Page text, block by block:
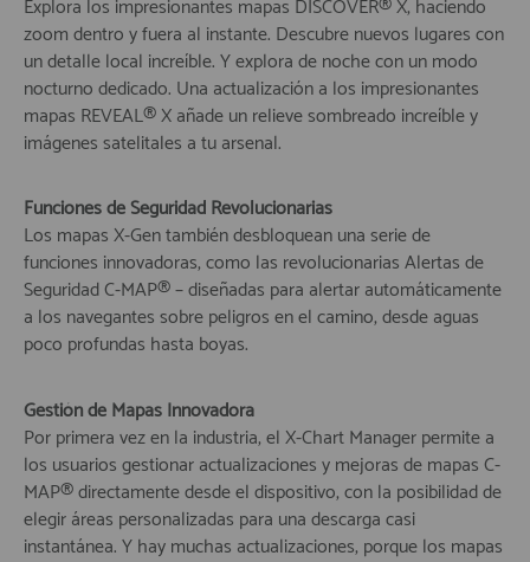
Explora los impresionantes mapas DISCOVER® X, haciendo
zoom dentro y fuera al instante. Descubre nuevos lugares con
un detalle local increíble. Y explora de noche con un modo
nocturno dedicado. Una actualización a los impresionantes
mapas REVEAL® X añade un relieve sombreado increíble y
imágenes satelitales a tu arsenal.
Funciones de Seguridad Revolucionarias
Los mapas X-Gen también desbloquean una serie de
funciones innovadoras, como las revolucionarias Alertas de
Seguridad C-MAP® – diseñadas para alertar automáticamente
a los navegantes sobre peligros en el camino, desde aguas
poco profundas hasta boyas.
Gestión de Mapas Innovadora
Por primera vez en la industria, el X-Chart Manager permite a
los usuarios gestionar actualizaciones y mejoras de mapas C-
MAP® directamente desde el dispositivo, con la posibilidad de
elegir áreas personalizadas para una descarga casi
instantánea. Y hay muchas actualizaciones, porque los mapas